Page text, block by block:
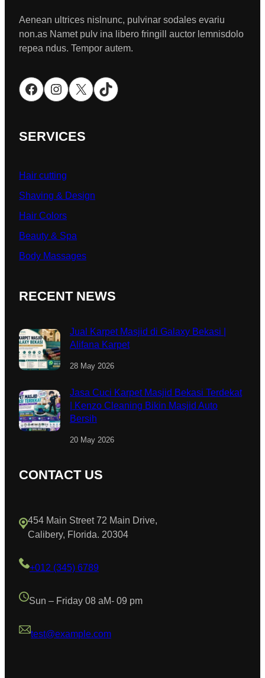
Aenean ultrices nislnunc, pulvinar sodales evariu
non.as Namet pulv ina libero fringill auctor lemnisdolo
repea ndus. Tempor autem.
Facebook Instagram X TikTok
SERVICES
Hair cutting
Shaving & Design
Hair Colors
Beauty & Spa
Body Massages
RECENT NEWS
Jual Karpet Masjid di Galaxy Bekasi |
Alifana Karpet
28 May 2026
Jasa Cuci Karpet Masjid Bekasi Terdekat
| Kenzo Cleaning Bikin Masjid Auto
Bersih
20 May 2026
CONTACT US
454 Main Street 72 Main Drive,
Calibery, Florida. 20304
+012 (345) 6789
Sun – Friday 08 aM- 09 pm
test@example.com